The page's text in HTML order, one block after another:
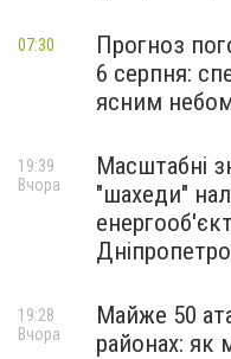
Прогноз
6 серпня:
ясним
07:30
Масштабні
"шахеди"
19:39
Вчора
Майже 50
районах: як
19:28
Вчора